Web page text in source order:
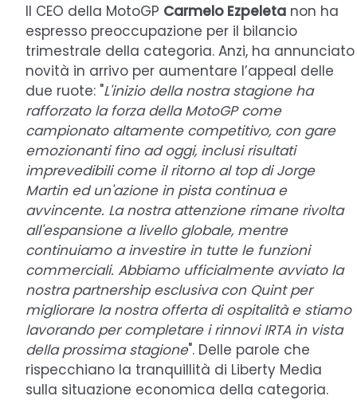
Il CEO della MotoGP Carmelo Ezpeleta non ha
espresso preoccupazione per il bilancio
trimestrale della categoria. Anzi, ha annunciato
novità in arrivo per aumentare l’appeal delle
due ruote: "L'inizio della nostra stagione ha
rafforzato la forza della MotoGP come
campionato altamente competitivo, con gare
emozionanti fino ad oggi, inclusi risultati
imprevedibili come il ritorno al top di Jorge
Martin ed un'azione in pista continua e
avvincente. La nostra attenzione rimane rivolta
all'espansione a livello globale, mentre
continuiamo a investire in tutte le funzioni
commerciali. Abbiamo ufficialmente avviato la
nostra partnership esclusiva con Quint per
migliorare la nostra offerta di ospitalità e stiamo
lavorando per completare i rinnovi IRTA in vista
della prossima stagione". Delle parole che
rispecchiano la tranquillità di Liberty Media
sulla situazione economica della categoria.